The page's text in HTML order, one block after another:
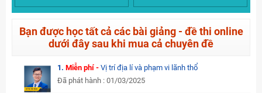
Bạn được học tất cả các bài giảng - đề thi online
dưới đây sau khi mua cả chuyên đề
1. Miễn phí - Vị trí địa lí và phạm vi lãnh thổ
Đã phát hành : 01/03/2025